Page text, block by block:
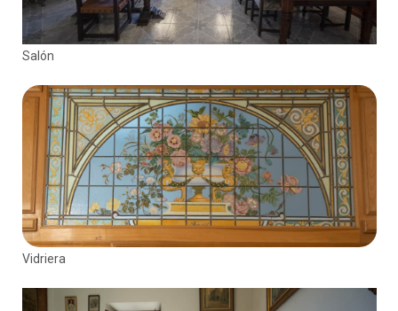
Salón
Vidriera